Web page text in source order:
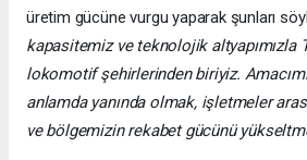
üretim gücüne vurgu yaparak şunları
kapasitemiz ve teknolojik altyapımızla
lokomotif şehirlerinden biriyiz.
anlamda yanında olmak, işletmeler
ve bölgemizin rekabet gücünü